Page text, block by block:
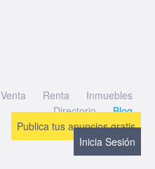
Venta Renta
Inmuebles
Directorio
Blog
Publica tus anuncios gratis
Inicia Sesión